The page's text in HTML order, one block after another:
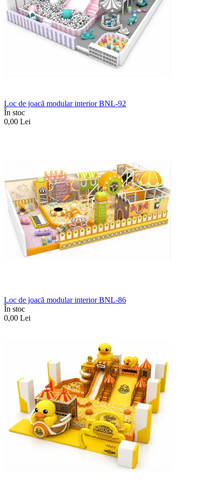
Loc de joacă modular interior BNL-92
În stoc
0,00 Lei
Loc de joacă modular interior BNL-86
În stoc
0,00 Lei